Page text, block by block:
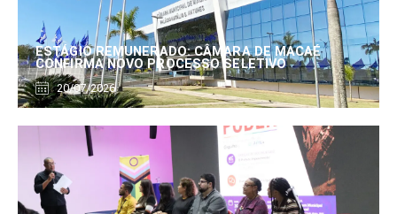
ESTÁGIO REMUNERADO: CÂMARA DE MACAÉ
CONFIRMA NOVO PROCESSO SELETIVO
20/07/2026